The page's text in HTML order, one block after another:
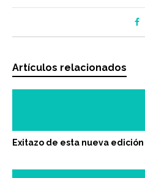
Artículos relacionados
Exitazo de esta nueva